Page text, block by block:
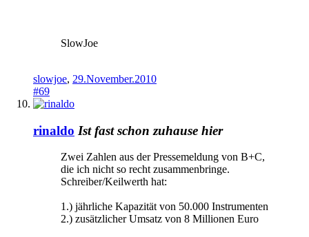
SlowJoe
slowjoe, 29.November.2010
#69
rinaldo Ist fast schon zuhause hier
Zwei Zahlen aus der Pressemeldung von B+C,
die ich nicht so recht zusammenbringe.
Schreiber/Keilwerth hat:
1.) jährliche Kapazität von 50.000 Instrumenten
2.) zusätzlicher Umsatz von 8 Millionen Euro